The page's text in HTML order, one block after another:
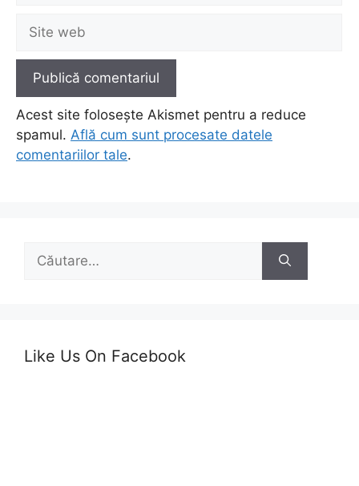
Site
web
Acest site folosește Akismet pentru a reduce
spamul. Află cum sunt procesate datele
comentariilor tale.
după:
Like Us On Facebook